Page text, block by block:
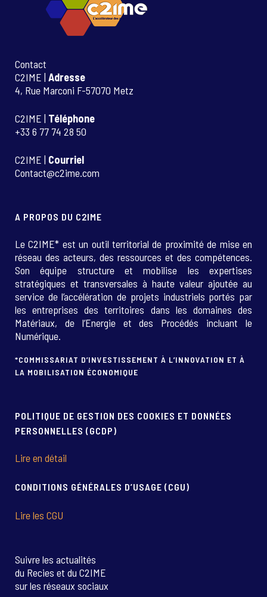
Contact
C2IME | Adresse
4, Rue Marconi F-57070 Metz
C2IME | Téléphone
+33 6 77 74 28 50
C2IME | Courriel
Contact@c2ime.com
A PROPOS DU C2IME
Le C2IME* est un outil territorial de proximité de mise en
réseau des acteurs, des ressources et des compétences.
Son équipe structure et mobilise les expertises
stratégiques et transversales à haute valeur ajoutée au
service de l’accélération de projets industriels portés par
les entreprises des territoires dans les domaines des
Matériaux, de l’Energie et des Procédés incluant le
Numérique.
*COMMISSARIAT D’INVESTISSEMENT À L’INNOVATION ET À
LA MOBILISATION ÉCONOMIQUE
POLITIQUE DE GESTION DES COOKIES ET DONNÉES
PERSONNELLES (GCDP)
Lire en détail
CONDITIONS GÉNÉRALES D’USAGE (CGU)
Lire les CGU
Suivre les actualités
du Recies et du C2IME
sur les réseaux sociaux